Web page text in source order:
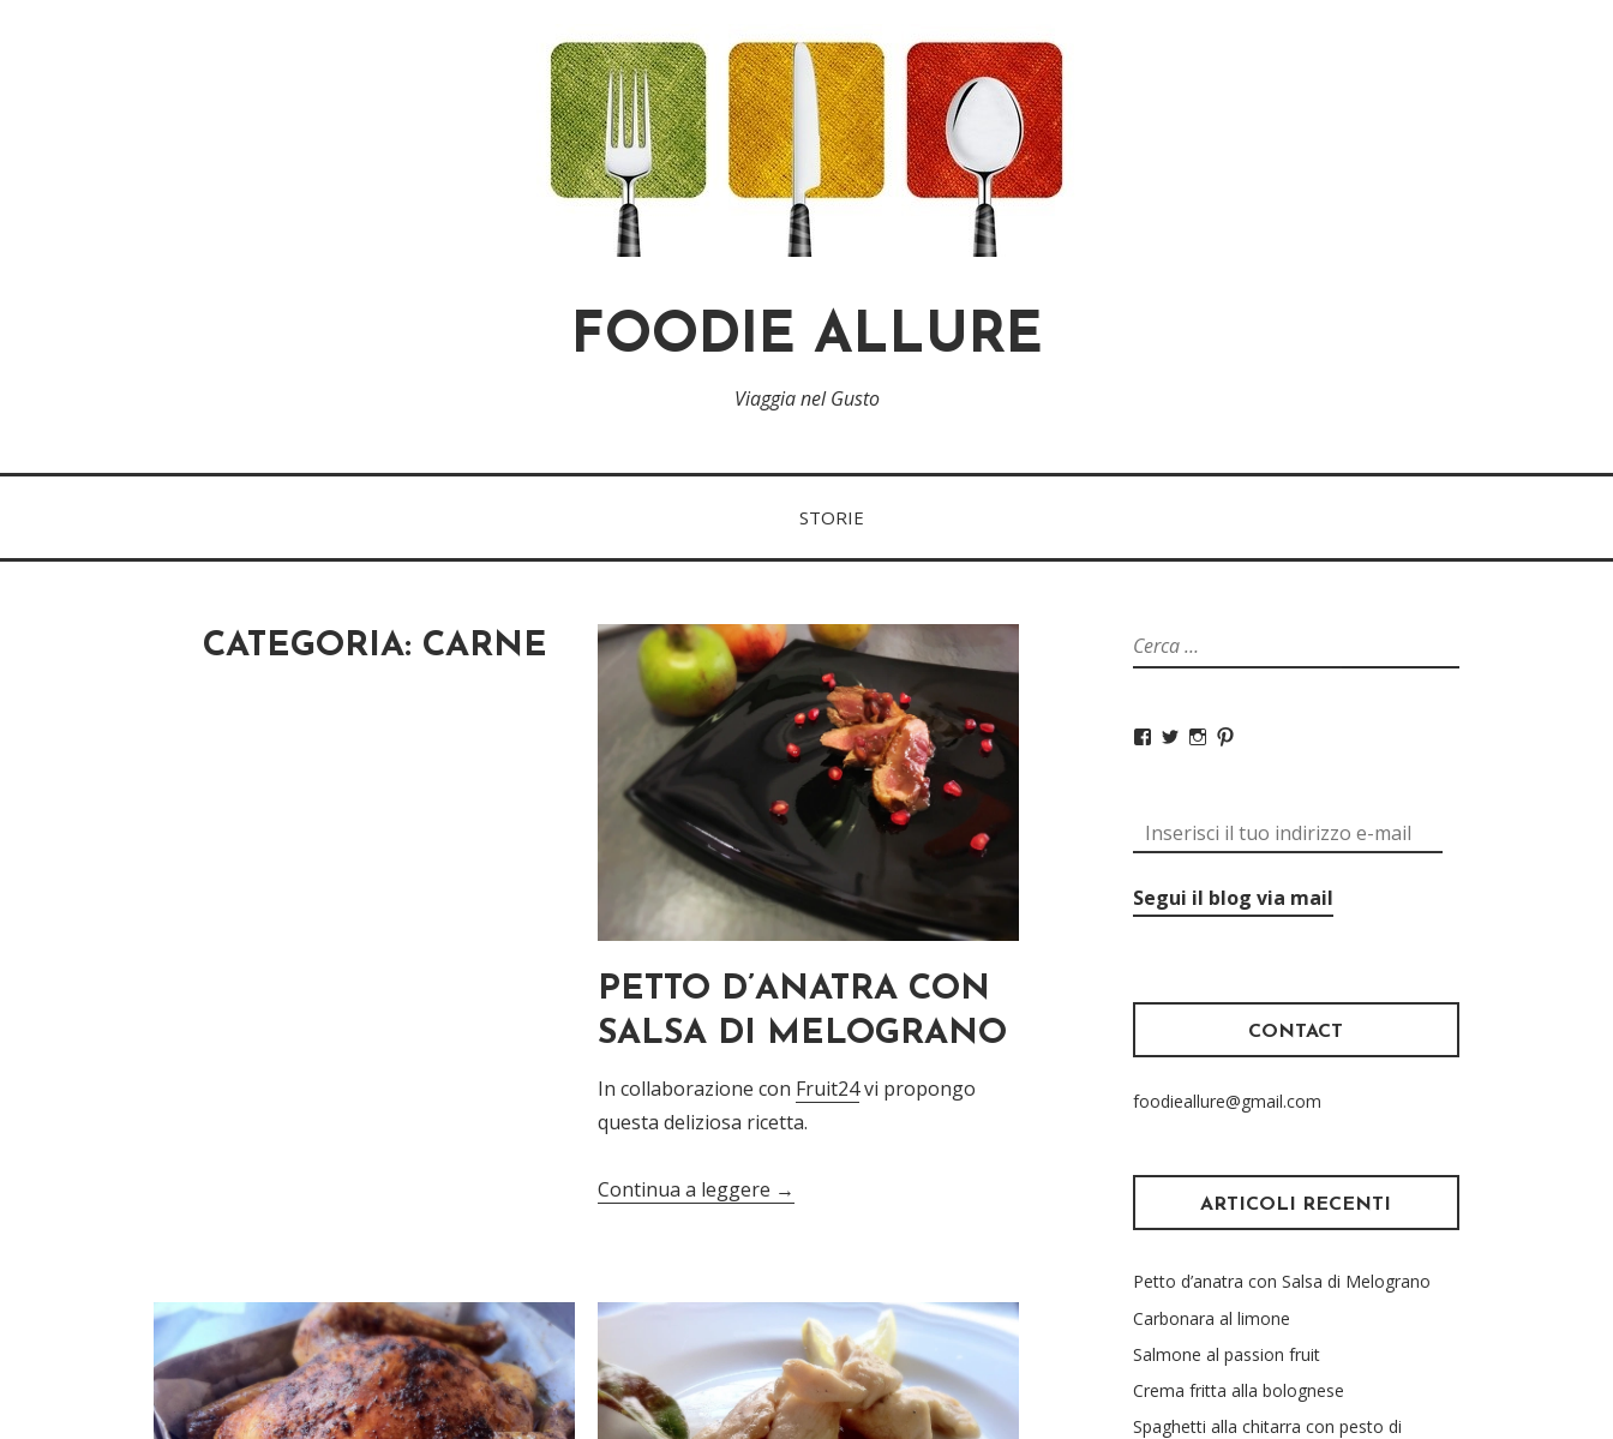
FOODIE ALLURE
Viaggia nel Gusto
STORIE
CATEGORIA: CARNE
PETTO D’ANATRA CON
SALSA DI MELOGRANO
In collaborazione con Fruit24vi propongo
questa deliziosa ricetta.
Continua a leggere →
Segui il blog via mail
CONTACT
foodieallure@gmail.com
ARTICOLI RECENTI
Petto d’anatra con Salsa di Melograno
Carbonara al limone
Salmone al passion fruit
Crema fritta alla bolognese
Spaghetti alla chitarra con pesto di